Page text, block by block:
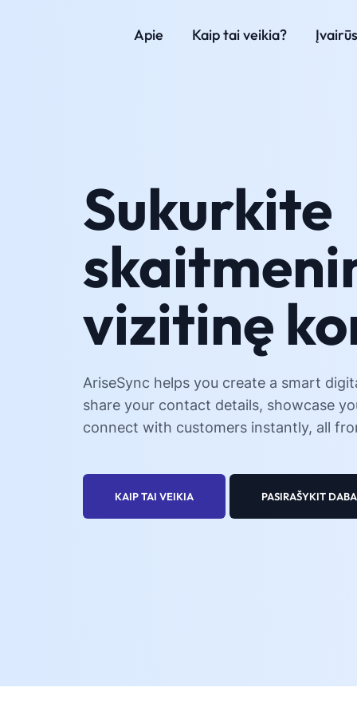
Apie Kaip tai veikia? Įvairūs
Sukurkite
vizitinę
AriseSync helps you create a smart
share your contact details, showcase
connect with customers instantly, all
KAIP TAI VEIKIA PASIRAŠYKIT